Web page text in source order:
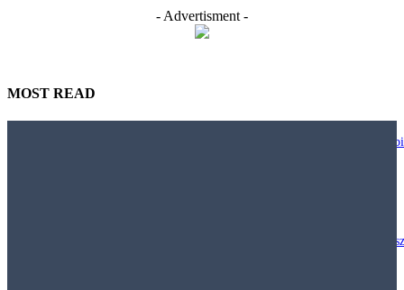
- Advertisment -
MOST READ
Nie każdy biurowy trend warto wdrażać. JLL pokazuje, jak projektować
Polacy chcą inwestować w nieruchomości, ale klasyczny model „kup